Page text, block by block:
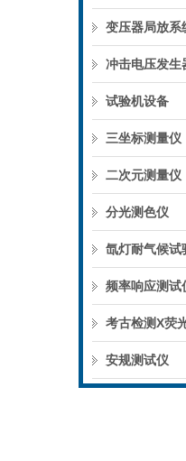
变压器局放系
冲击电压发生
试验机设备
三坐标测量仪
二次元测量仪
分光测色仪
氙灯耐气候试
频率响应测试
考古检测X荧
安规测试仪